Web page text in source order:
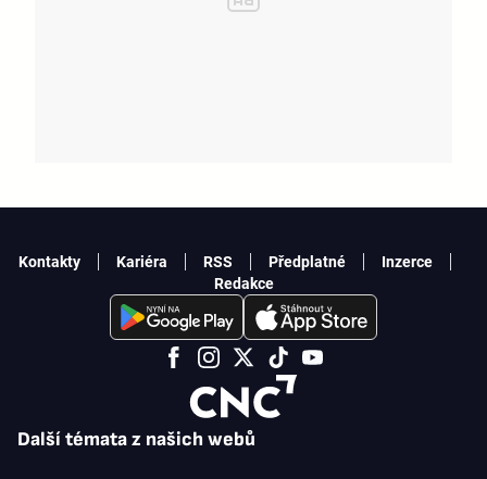
Další témata z našich webů
Kontakty Kariéra RSS Předplatné
Inzerce
Redakce